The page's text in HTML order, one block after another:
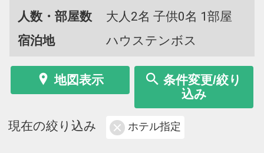
人数・部屋数
大人2名 子供0名 1部屋
宿泊地
ハウステンボス
地図表示
条件変更/絞り
込み
現在の絞り込み ホテル指定